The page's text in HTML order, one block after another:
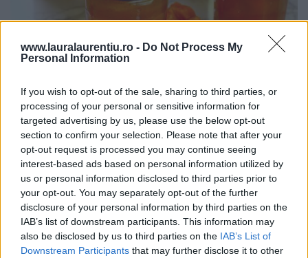
www.lauralaurentiu.ro - Do Not Process My
Personal Information
If you wish to opt-out of the sale, sharing to third parties, or
processing of your personal or sensitive information for
targeted advertising by us, please use the below opt-out
section to confirm your selection. Please note that after your
opt-out request is processed you may continue seeing
interest-based ads based on personal information utilized by
us or personal information disclosed to third parties prior to
your opt-out. You may separately opt-out of the further
disclosure of your personal information by third parties on the
IAB’s list of downstream participants. This information may
also be disclosed by us to third parties on the IAB’s List of
Downstream Participants that may further disclose it to other
Dulceață de caise întregi rețetă veche de 80 de ani – video
și text
20.07.2026
ULTIMELE ȘTIRI